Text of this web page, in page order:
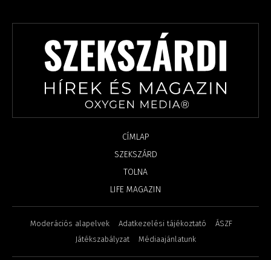
CÍMLAP
SZEKSZÁRD
TOLNA
LIFE MAGAZIN
Moderációs alapelvek Adatkezelési tájékoztató
ÁSZF
Játékszabályzat
Médiaajánlatunk